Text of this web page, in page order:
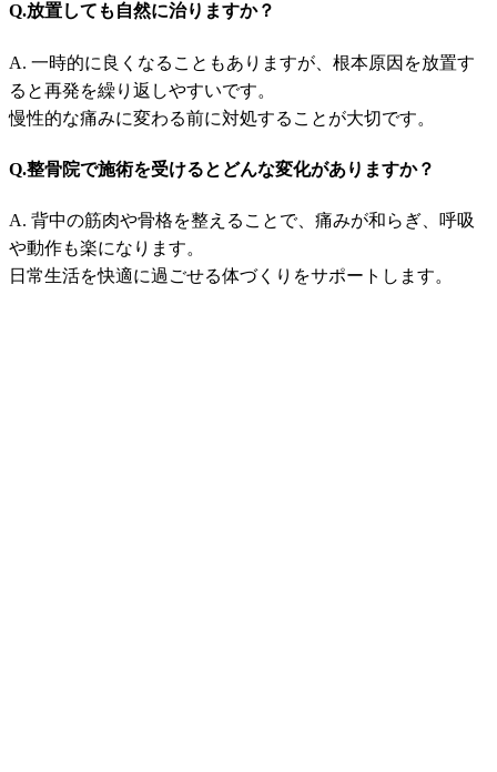
Q.放置しても自然に治りますか？
A. 一時的に良くなることもありますが、根本原因を放置す
ると再発を繰り返しやすいです。
慢性的な痛みに変わる前に対処することが大切です。
Q.整骨院で施術を受けるとどんな変化がありますか？
A. 背中の筋肉や骨格を整えることで、痛みが和らぎ、呼吸
や動作も楽になります。
日常生活を快適に過ごせる体づくりをサポートします。